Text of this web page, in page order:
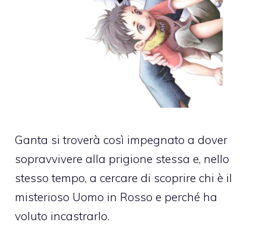
Ganta si troverà così impegnato a dover
sopravvivere alla prigione stessa e, nello
stesso tempo, a cercare di scoprire chi è il
misterioso Uomo in Rosso e perché ha
voluto incastrarlo.